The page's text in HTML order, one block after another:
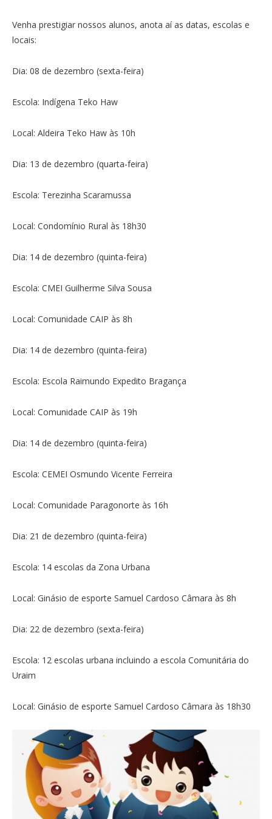
Venha prestigiar nossos alunos, anota aí as datas, escolas e
locais:
Dia: 08 de dezembro (sexta-feira)
Escola: Indígena Teko Haw
Local: Aldeira Teko Haw às 10h
Dia: 13 de dezembro (quarta-feira)
Escola: Terezinha Scaramussa
Local: Condomínio Rural às 18h30
Dia: 14 de dezembro (quinta-feira)
Escola: CMEI Guilherme Silva Sousa
Local: Comunidade CAIP às 8h
Dia: 14 de dezembro (quinta-feira)
Escola: Escola Raimundo Expedito Bragança
Local: Comunidade CAIP às 19h
Dia: 14 de dezembro (quinta-feira)
Escola: CEMEI Osmundo Vicente Ferreira
Local: Comunidade Paragonorte às 16h
Dia: 21 de dezembro (quinta-feira)
Escola: 14 escolas da Zona Urbana
Local: Ginásio de esporte Samuel Cardoso Câmara às 8h
Dia: 22 de dezembro (sexta-feira)
Escola: 12 escolas urbana incluindo a escola Comunitária do
Uraim
Local: Ginásio de esporte Samuel Cardoso Câmara às 18h30